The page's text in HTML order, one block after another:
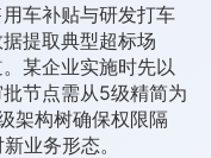
车补贴与研发打车
提取典型超标场
某企业实施时先以
节点需从5级精简为
架构树确保权限隔
业务形态。